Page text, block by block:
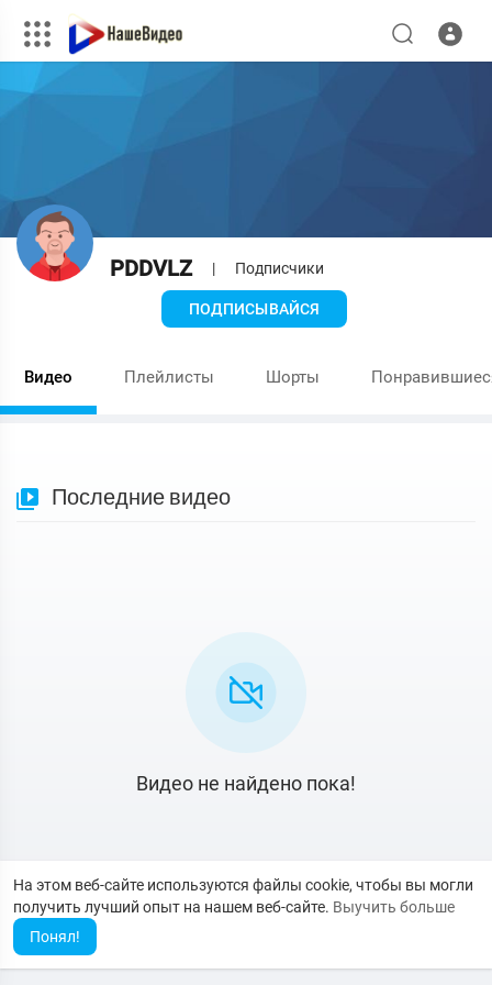
На этом веб-сайте используются файлы cookie, чтобы вы могли
получить лучший опыт на нашем веб-сайте. Выучить больше
Понял!
PDDVLZ | Подписчики
ПОДПИСЫВАЙСЯ
Видео Плейлисты Шорты
Последние видео
Видео не найдено пока!